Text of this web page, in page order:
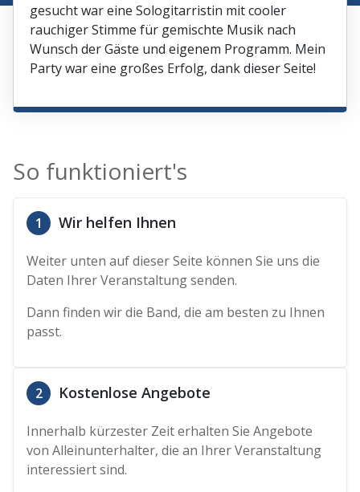
gesucht war eine Sologitarristin mit cooler
rauchiger Stimme für gemischte Musik nach
Wunsch der Gäste und eigenem Programm. Mein
Party war eine großes Erfolg, dank dieser Seite!
So funktioniert's
1 Wir helfen Ihnen
Weiter unten auf dieser Seite können Sie uns die
Daten Ihrer Veranstaltung senden.
Dann finden wir die Band, die am besten zu Ihnen
passt.
2 Kostenlose Angebote
Innerhalb kürzester Zeit erhalten Sie Angebote
von Alleinunterhalter, die an Ihrer Veranstaltung
interessiert sind.